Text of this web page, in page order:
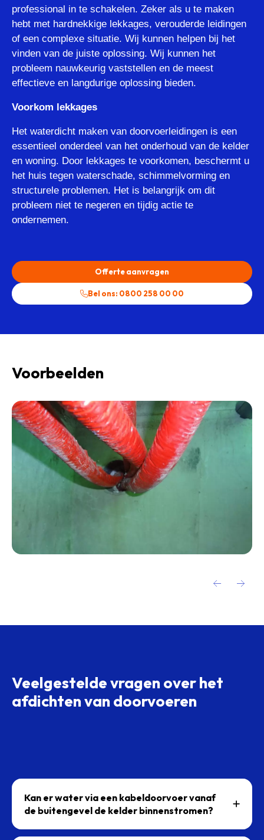
professional in te schakelen. Zeker als u te maken
hebt met hardnekkige lekkages, verouderde leidingen
of een complexe situatie. Wij kunnen helpen bij het
vinden van de juiste oplossing. Wij kunnen het
probleem nauwkeurig vaststellen en de meest
effectieve en langdurige oplossing bieden.
Voorkom lekkages
Het waterdicht maken van doorvoerleidingen is een
essentieel onderdeel van het onderhoud van de kelder
en woning. Door lekkages te voorkomen, beschermt u
het huis tegen waterschade, schimmelvorming en
structurele problemen. Het is belangrijk om dit
probleem niet te negeren en tijdig actie te
ondernemen.
Offerte aanvragen
Bel ons: 0800 258 00 00
Voorbeelden
Veelgestelde vragen over het
afdichten van doorvoeren
Kan er water via een kabeldoorvoer vanaf
de buitengevel de kelder binnenstromen?